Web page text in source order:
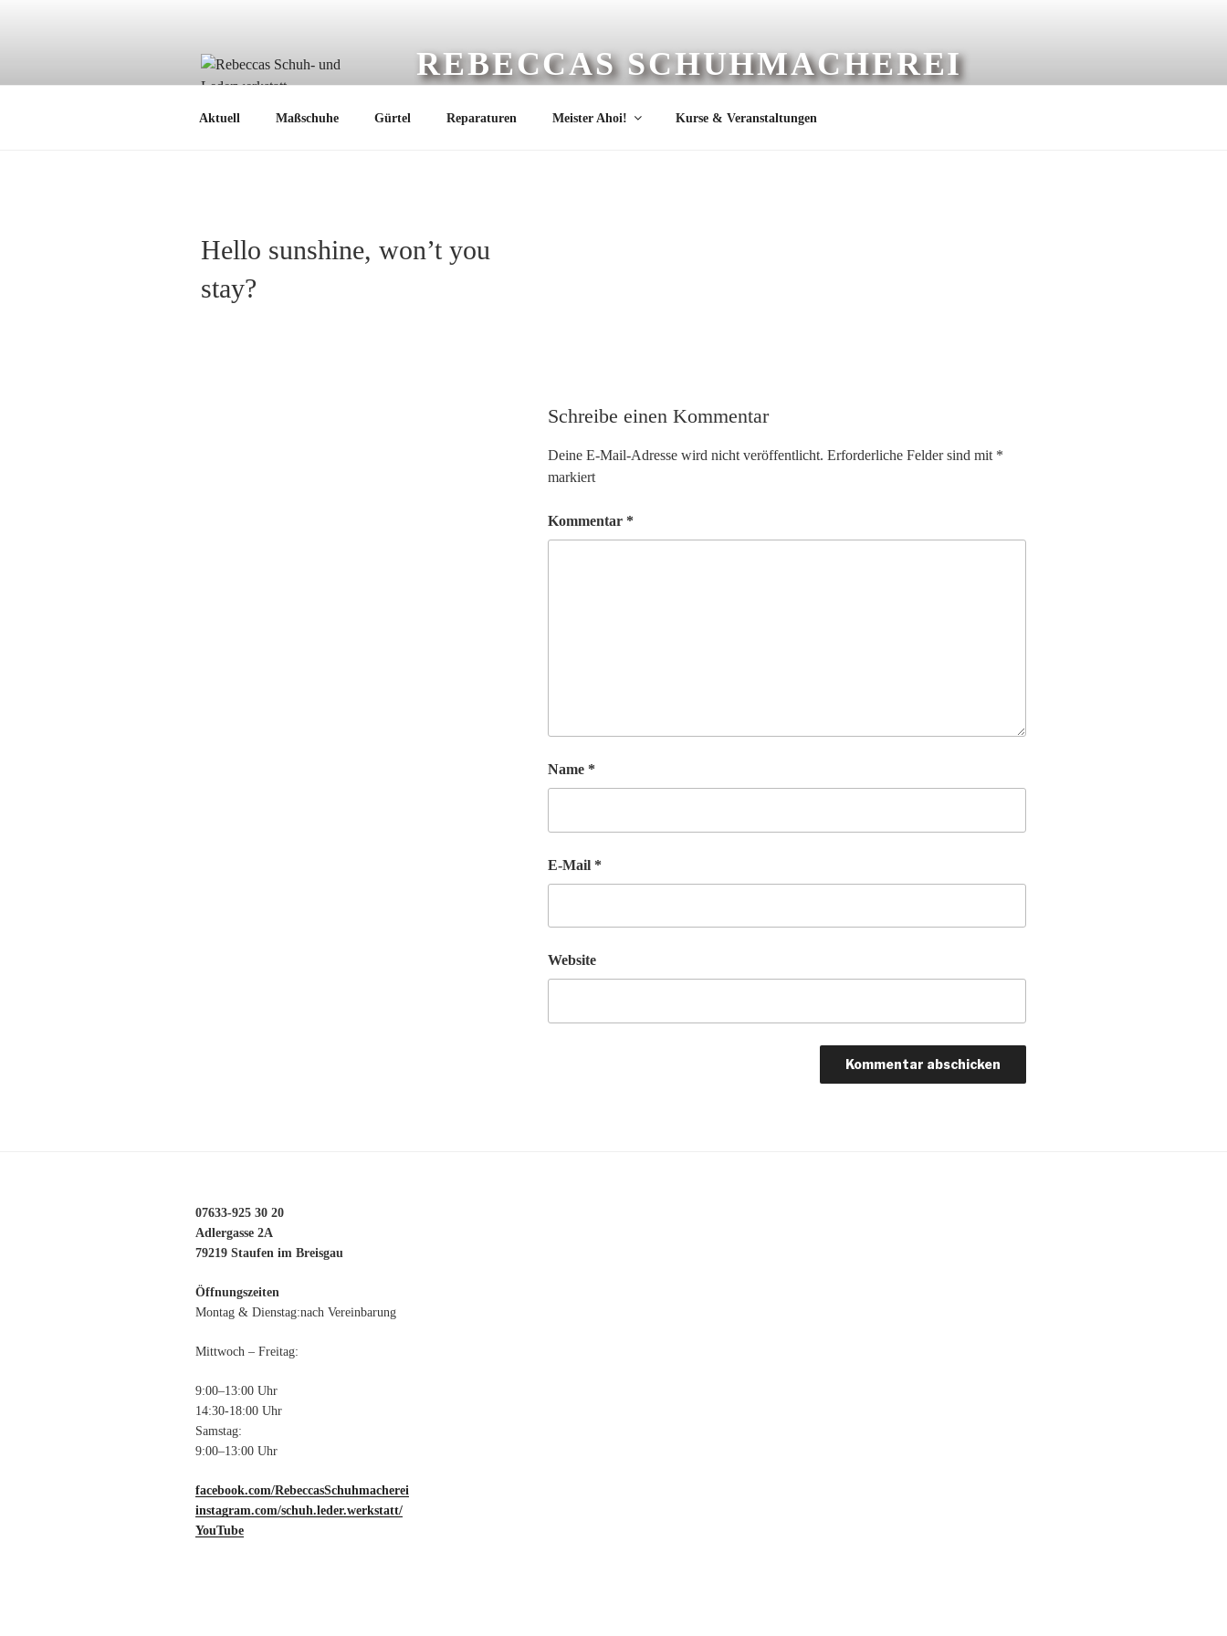
REBECCAS SCHUHMACHEREI
Aktuell Maßschuhe Gürtel Reparaturen Meister Ahoi! Kurse & Veranstaltungen
Hello sunshine, won’t you
stay?
Schreibe einen Kommentar
Deine E-Mail-Adresse wird nicht veröffentlicht. Erforderliche Felder sind mit *
markiert
Kommentar *
Name *
E-Mail *
Website
07633-925 30 20
Adlergasse 2A
79219 Staufen im Breisgau
Öffnungszeiten
Montag & Dienstag:nach Vereinbarung
Mittwoch – Freitag:
9:00–13:00 Uhr
14:30-18:00 Uhr
Samstag:
9:00–13:00 Uhr
facebook.com/RebeccasSchuhmacherei
instagram.com/schuh.leder.werkstatt/
YouTube